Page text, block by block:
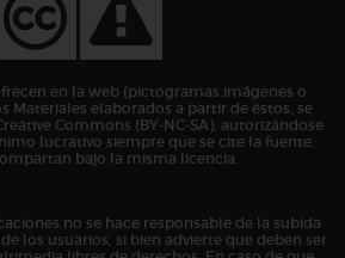
en la web (pictogramas,imágenes o
Materiales elaborados a partir de éstos, se
Commons (BY-NC-SA), autorizándose
lucrativo siempre que se cite la fuente,
bajo la misma licencia.
no se hace responsable de la subida
los usuarios, si bien advierte que deben ser